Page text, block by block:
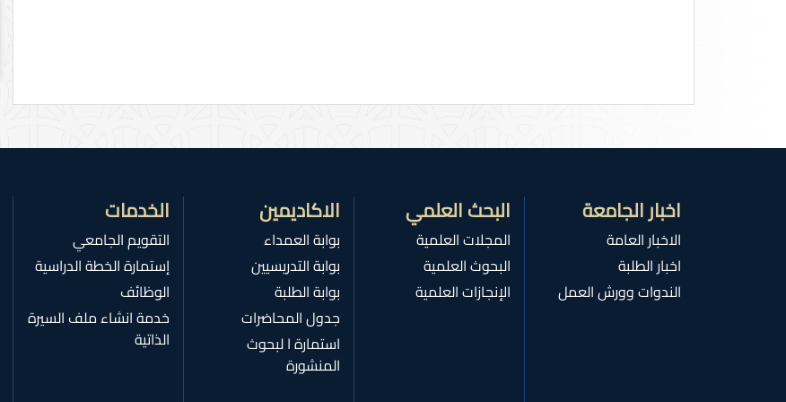
اخبار الجامعة
الاخبار العامة
اخبار الطلبة
الندوات وورش العمل
البحث العلمي
المجلات العلمية
البحوث العلمية
الإنجازات العلمية
الاكاديمين
بوابة العمداء
بوابة التدريسيين
بوابة الطلبة
جدول المحاضرات
استمارة ا لبحوث
المنشورة
الخدمات
التقويم الجامعي
إستمارة الخطة الدراسية
الوظائف
خدمة انشاء ملف السيرة
الذاتية